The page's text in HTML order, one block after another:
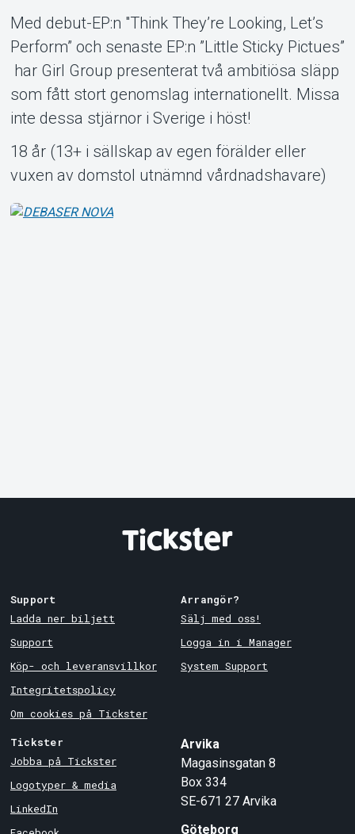
Med debut-EP:n "Think They’re Looking, Let’s
Perform” och senaste EP:n ”Little Sticky Pictues”
har Girl Group presenterat två ambitiösa släpp
som fått stort genomslag internationellt. Missa
inte dessa stjärnor i Sverige i höst!
18 år (13+ i sällskap av egen förälder eller
vuxen av domstol utnämnd vårdnadshavare)
Support
Ladda ner biljett
Support
Köp- och leveransvillkor
Integritetspolicy
Om cookies på Tickster
Arrangör?
Sälj med oss!
Logga in i Manager
System Support
Tickster
Jobba på Tickster
Logotyper & media
LinkedIn
Arvika
Magasinsgatan 8
Box 334
SE-671 27 Arvika
Göteborg